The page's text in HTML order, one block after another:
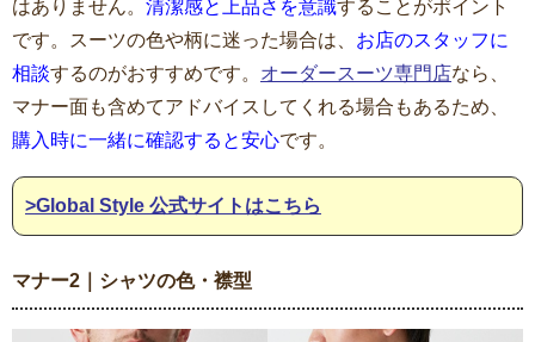
はありません。 清潔感と上品さを意識することがポイント
です。スーツの色や柄に迷った場合は、 お店のスタッフに
相談するのがおすすめです。 オーダースーツ専門店なら、
マナー面も含めてアドバイスしてくれる場合もあるため、
購入時に一緒に確認すると安心です。
>Global Style 公式サイトはこちら
マナー2｜シャツの色・襟型